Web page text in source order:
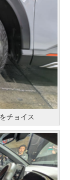
チョイス